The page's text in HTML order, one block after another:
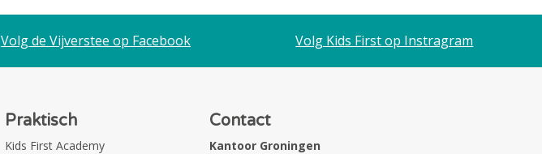
Volg de Vijverstee op Facebook Volg Kids First op Instragram
Praktisch
Kids First Academy
Contact
Kantoor Groningen